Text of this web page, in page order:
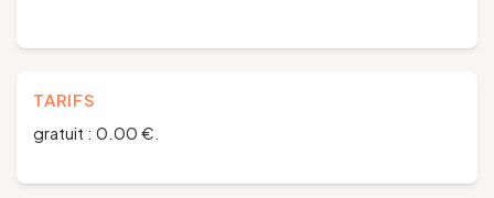
TARIFS
gratuit : 0.00 €.